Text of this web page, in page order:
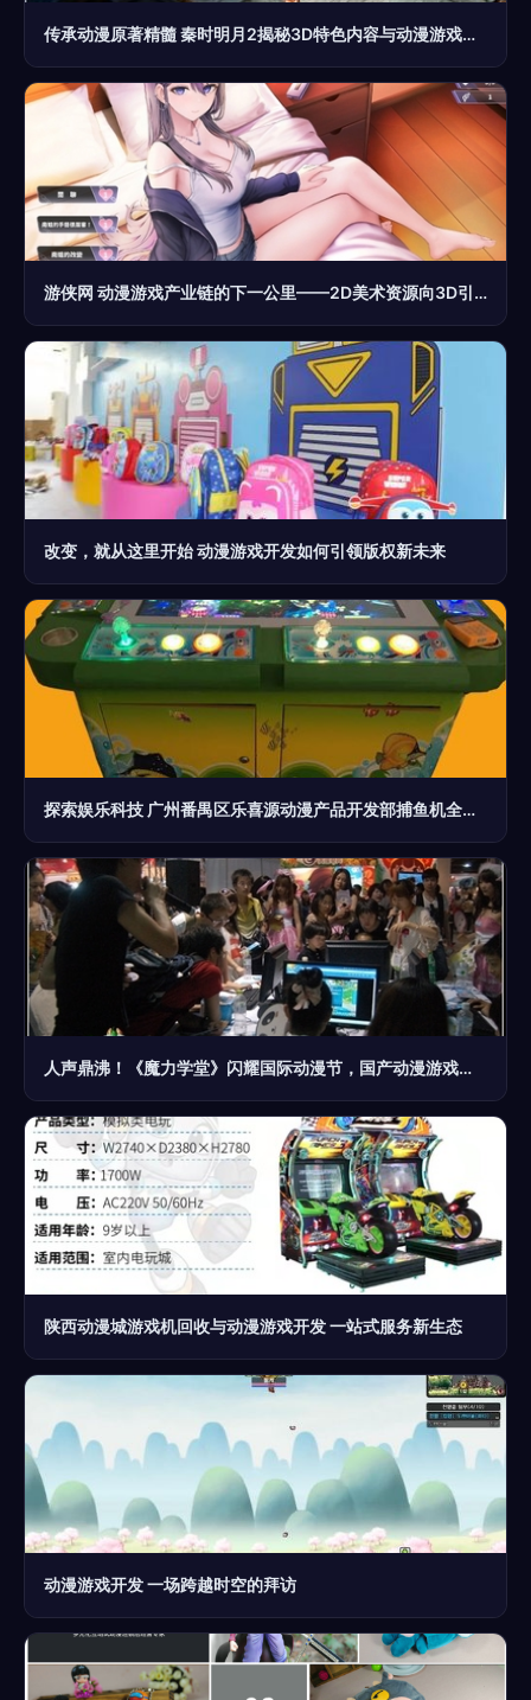
传承动漫原著精髓 秦时明月2揭秘3D特色内容与动漫游戏开发的艺术
游侠网 动漫游戏产业链的下一公里——2D美术资源向3D引擎的内容游荡
改变，就从这里开始 动漫游戏开发如何引领版权新未来
探索娱乐科技 广州番禺区乐喜源动漫产品开发部捕鱼机全解析
人声鼎沸！《魔力学堂》闪耀国际动漫节，国产动漫游戏开发引热潮
陕西动漫城游戏机回收与动漫游戏开发 一站式服务新生态
动漫游戏开发 一场跨越时空的拜访